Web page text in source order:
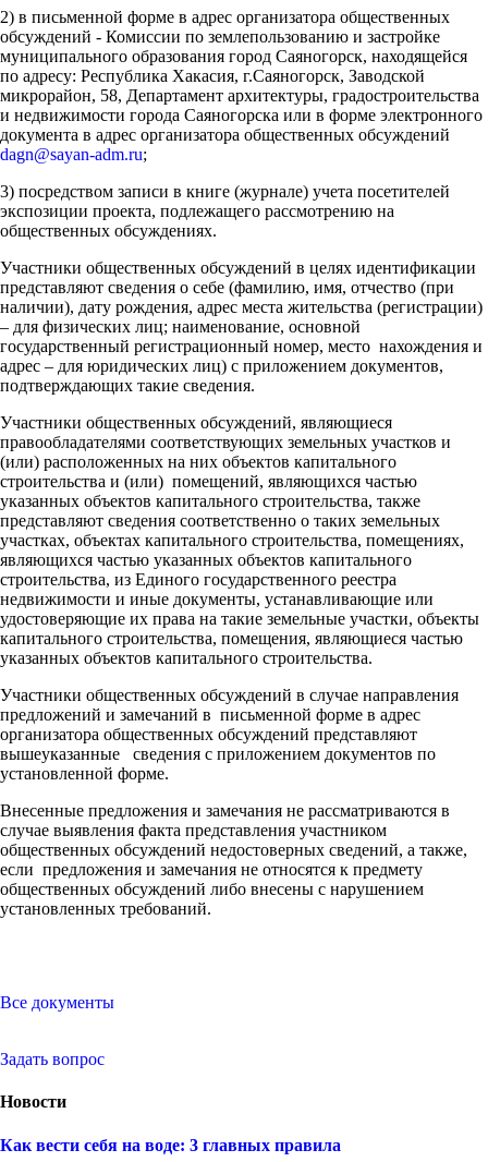
2) в письменной форме в адрес организатора общественных
обсуждений - Комиссии по землепользованию и застройке
муниципального образования город Саяногорск, находящейся
по адресу: Республика Хакасия, г.Саяногорск, Заводской
микрорайон, 58, Департамент архитектуры, градостроительства
и недвижимости города Саяногорска или в форме электронного
документа в адрес организатора общественных обсуждений
dagn@sayan-adm.ru;
3) посредством записи в книге (журнале) учета посетителей
экспозиции проекта, подлежащего рассмотрению на
общественных обсуждениях.
Участники общественных обсуждений в целях идентификации
представляют сведения о себе (фамилию, имя, отчество (при
наличии), дату рождения, адрес места жительства (регистрации)
– для физических лиц; наименование, основной
государственный регистрационный номер, место нахождения и
адрес – для юридических лиц) с приложением документов,
подтверждающих такие сведения.
Участники общественных обсуждений, являющиеся
правообладателями соответствующих земельных участков и
(или) расположенных на них объектов капитального
строительства и (или) помещений, являющихся частью
указанных объектов капитального строительства, также
представляют сведения соответственно о таких земельных
участках, объектах капитального строительства, помещениях,
являющихся частью указанных объектов капитального
строительства, из Единого государственного реестра
недвижимости и иные документы, устанавливающие или
удостоверяющие их права на такие земельные участки, объекты
капитального строительства, помещения, являющиеся частью
указанных объектов капитального строительства.
Участники общественных обсуждений в случае направления
предложений и замечаний в письменной форме в адрес
организатора общественных обсуждений представляют
вышеуказанные сведения с приложением документов по
установленной форме.
Внесенные предложения и замечания не рассматриваются в
случае выявления факта представления участником
общественных обсуждений недостоверных сведений, а также,
если предложения и замечания не относятся к предмету
общественных обсуждений либо внесены с нарушением
установленных требований.
Все документы
Задать вопрос
Новости
Как вести себя на воде: 3 главных правила